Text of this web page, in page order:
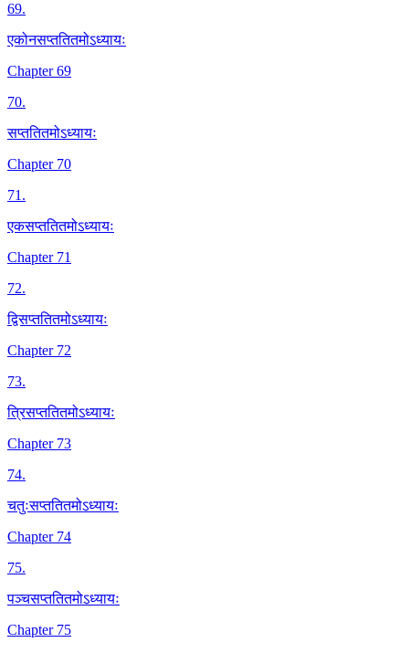
69.
एकोनसप्ततितमोऽध्यायः
Chapter 69
70.
सप्ततितमोऽध्यायः
Chapter 70
71.
एकसप्ततितमोऽध्यायः
Chapter 71
72.
द्विसप्ततितमोऽध्यायः
Chapter 72
73.
त्रिसप्ततितमोऽध्यायः
Chapter 73
74.
चतुःसप्ततितमोऽध्यायः
Chapter 74
75.
पञ्चसप्ततितमोऽध्यायः
Chapter 75